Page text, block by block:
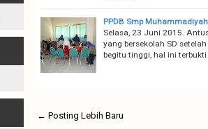
PPDB Smp
Selasa, 23 Juni 2015.
yang bersekolah SD
begitu tinggi, hal ini
← Posting Lebih Baru